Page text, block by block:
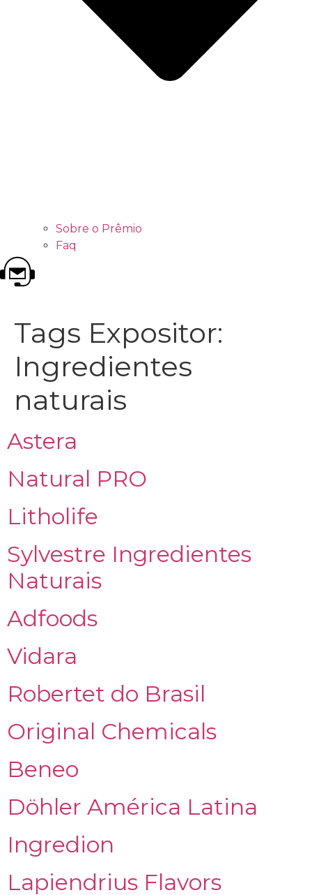
Sobre o Prêmio
Faq
Tags Expositor:
Ingredientes
naturais
Astera
Natural PRO
Litholife
Sylvestre Ingredientes
Naturais
Adfoods
Vidara
Robertet do Brasil
Original Chemicals
Beneo
Döhler América Latina
Ingredion
Lapiendrius Flavors